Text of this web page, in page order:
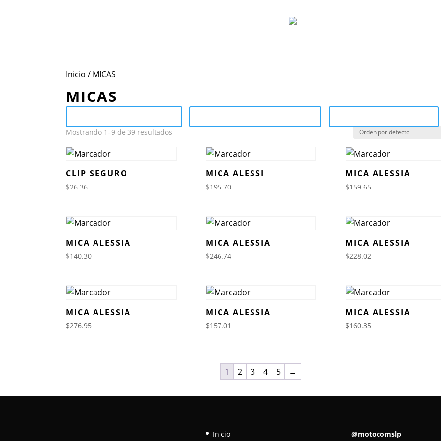
Inicio / MICAS
MICAS
Mostrando 1–9 de 39 resultados
CLIP SEGURO
$26.36
MICA ALESSI
$195.70
MICA ALESSIA
$159.65
MICA ALESSIA
$140.30
MICA ALESSIA
$246.74
MICA ALESSIA
$228.02
MICA ALESSIA
$276.95
MICA ALESSIA
$157.01
MICA ALESSIA
$160.35
1 2 3 4 5 →
Inicio @motocomslp